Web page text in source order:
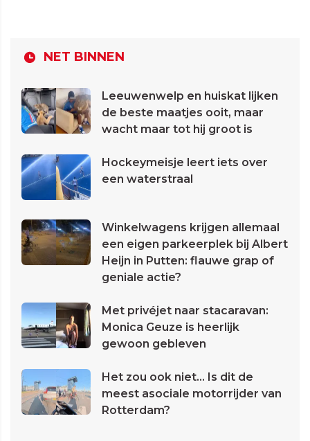
NET BINNEN
Leeuwenwelp en huiskat lijken
de beste maatjes ooit, maar
wacht maar tot hij groot is
Hockeymeisje leert iets over
een waterstraal
Winkelwagens krijgen allemaal
een eigen parkeerplek bij Albert
Heijn in Putten: flauwe grap of
geniale actie?
Met privéjet naar stacaravan:
Monica Geuze is heerlijk
gewoon gebleven
Het zou ook niet... Is dit de
meest asociale motorrijder van
Rotterdam?